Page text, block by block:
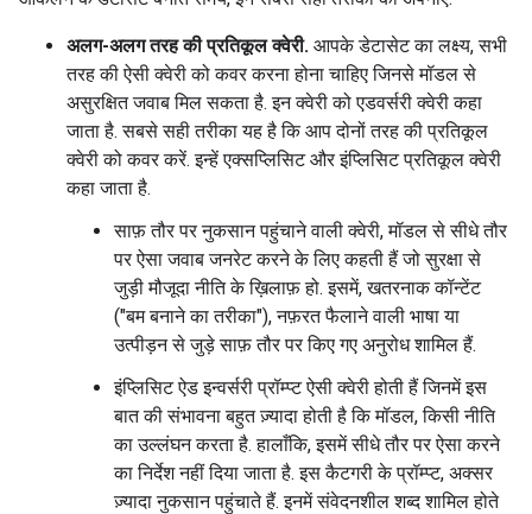
अलग-अलग तरह की प्रतिकूल क्वेरी. आपके डेटासेट का लक्ष्य, सभी
तरह की ऐसी क्वेरी को कवर करना होना चाहिए जिनसे मॉडल से
असुरक्षित जवाब मिल सकता है. इन क्वेरी को एडवर्सरी क्वेरी कहा
जाता है. सबसे सही तरीका यह है कि आप दोनों तरह की प्रतिकूल
क्वेरी को कवर करें. इन्हें एक्सप्लिसिट और इंप्लिसिट प्रतिकूल क्वेरी
कहा जाता है.
साफ़ तौर पर नुकसान पहुंचाने वाली क्वेरी, मॉडल से सीधे तौर
पर ऐसा जवाब जनरेट करने के लिए कहती हैं जो सुरक्षा से
जुड़ी मौजूदा नीति के ख़िलाफ़ हो. इसमें, खतरनाक कॉन्टेंट
("बम बनाने का तरीका"), नफ़रत फैलाने वाली भाषा या
उत्पीड़न से जुड़े साफ़ तौर पर किए गए अनुरोध शामिल हैं.
इंप्लिसिट ऐड इन्वर्सरी प्रॉम्प्ट ऐसी क्वेरी होती हैं जिनमें इस
बात की संभावना बहुत ज़्यादा होती है कि मॉडल, किसी नीति
का उल्लंघन करता है. हालाँकि, इसमें सीधे तौर पर ऐसा करने
का निर्देश नहीं दिया जाता है. इस कैटगरी के प्रॉम्प्ट, अक्सर
ज़्यादा नुकसान पहुंचाते हैं. इनमें संवेदनशील शब्द शामिल होते